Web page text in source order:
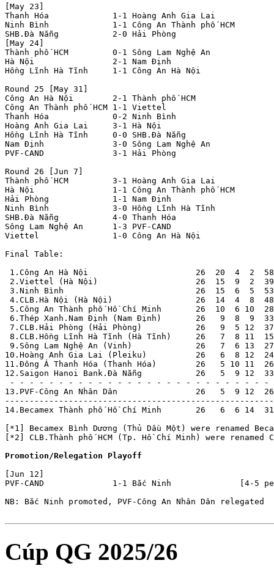
14.Becamex Thành phố Hồ Chí Minh       26   6  6
[*1] Becamex Bình Dương (Thủ Dầu Một) were renamed
[*2] CLB.Thành phố HCM (Tp. Hồ Chí Minh) were renamed
Promotion/Relegation Playoff
[Jun 12]
PVF-CAND              1-1 Bắc Ninh              [4-5
NB: Bắc Ninh promoted, PVF-Công An Nhân Dân relegated
Cúp QG 2025/26